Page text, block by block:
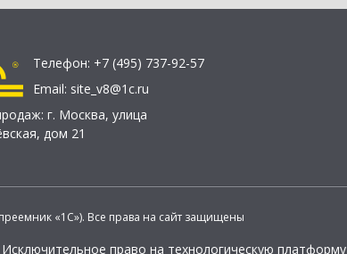
Телефон: +7 (495) 737-92-57
Email: site_v8@1c.ru
г. Москва, улица
дом 21
«1С»). Все права на сайт защищены
Исключительное право на технологическую платформу